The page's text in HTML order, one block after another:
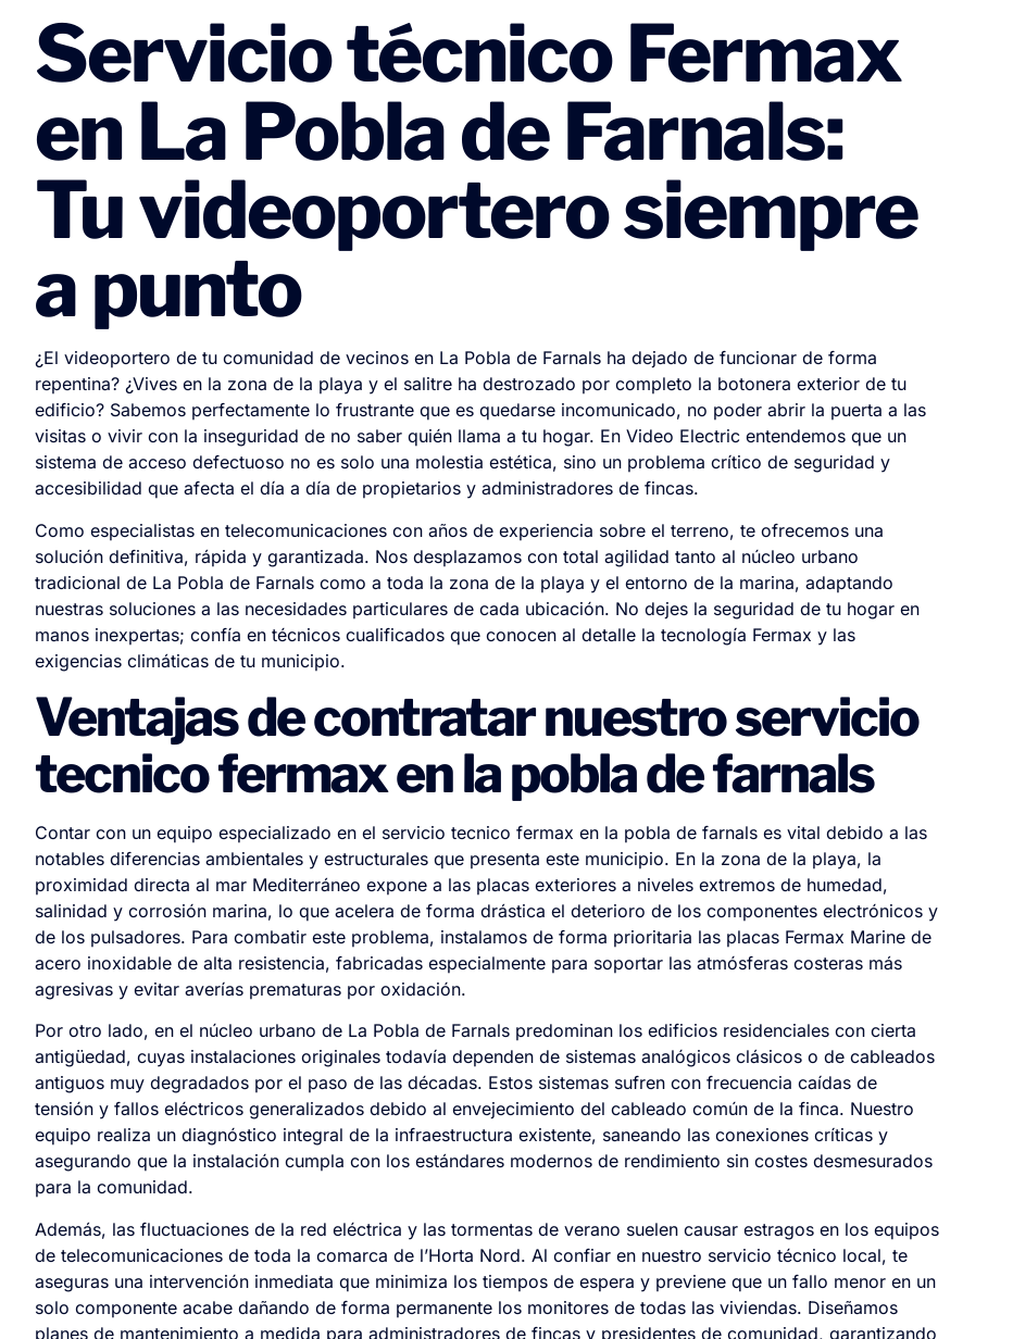
Servicio técnico Fermax
en La Pobla de Farnals:
Tu videoportero siempre
a punto
¿El videoportero de tu comunidad de vecinos en La Pobla de Farnals ha dejado de funcionar de forma
repentina? ¿Vives en la zona de la playa y el salitre ha destrozado por completo la botonera exterior de tu
edificio? Sabemos perfectamente lo frustrante que es quedarse incomunicado, no poder abrir la puerta a las
visitas o vivir con la inseguridad de no saber quién llama a tu hogar. En Video Electric entendemos que un
sistema de acceso defectuoso no es solo una molestia estética, sino un problema crítico de seguridad y
accesibilidad que afecta el día a día de propietarios y administradores de fincas.
Como especialistas en telecomunicaciones con años de experiencia sobre el terreno, te ofrecemos una
solución definitiva, rápida y garantizada. Nos desplazamos con total agilidad tanto al núcleo urbano
tradicional de La Pobla de Farnals como a toda la zona de la playa y el entorno de la marina, adaptando
nuestras soluciones a las necesidades particulares de cada ubicación. No dejes la seguridad de tu hogar en
manos inexpertas; confía en técnicos cualificados que conocen al detalle la tecnología Fermax y las
exigencias climáticas de tu municipio.
Ventajas de contratar nuestro servicio
tecnico fermax en la pobla de farnals
Contar con un equipo especializado en el servicio tecnico fermax en la pobla de farnals es vital debido a las
notables diferencias ambientales y estructurales que presenta este municipio. En la zona de la playa, la
proximidad directa al mar Mediterráneo expone a las placas exteriores a niveles extremos de humedad,
salinidad y corrosión marina, lo que acelera de forma drástica el deterioro de los componentes electrónicos y
de los pulsadores. Para combatir este problema, instalamos de forma prioritaria las placas Fermax Marine de
acero inoxidable de alta resistencia, fabricadas especialmente para soportar las atmósferas costeras más
agresivas y evitar averías prematuras por oxidación.
Por otro lado, en el núcleo urbano de La Pobla de Farnals predominan los edificios residenciales con cierta
antigüedad, cuyas instalaciones originales todavía dependen de sistemas analógicos clásicos o de cableados
antiguos muy degradados por el paso de las décadas. Estos sistemas sufren con frecuencia caídas de
tensión y fallos eléctricos generalizados debido al envejecimiento del cableado común de la finca. Nuestro
equipo realiza un diagnóstico integral de la infraestructura existente, saneando las conexiones críticas y
asegurando que la instalación cumpla con los estándares modernos de rendimiento sin costes desmesurados
para la comunidad.
Además, las fluctuaciones de la red eléctrica y las tormentas de verano suelen causar estragos en los equipos
de telecomunicaciones de toda la comarca de l’Horta Nord. Al confiar en nuestro servicio técnico local, te
aseguras una intervención inmediata que minimiza los tiempos de espera y previene que un fallo menor en un
solo componente acabe dañando de forma permanente los monitores de todas las viviendas. Diseñamos
planes de mantenimiento a medida para administradores de fincas y presidentes de comunidad, garantizando